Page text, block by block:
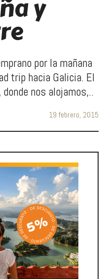
y
por la mañana
trip hacia Galicia. El
nos alojamos,..
19 febrero, 2015